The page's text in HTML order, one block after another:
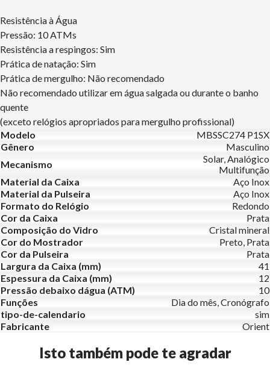
Resistência à Água
Pressão: 10 ATMs
Resistência a respingos: Sim
Prática de natação: Sim
Prática de mergulho: Não recomendado
Não recomendado utilizar em água salgada ou durante o banho
quente
(exceto relógios apropriados para mergulho profissional)
Modelo
MBSSC274 P1SX
Gênero
Masculino
Mecanismo
Solar, Analógico
Multifunção
Material da Caixa
Aço Inox
Material da Pulseira
Aço Inox
Formato do Relógio
Redondo
Cor da Caixa
Prata
Composição do Vidro
Cristal mineral
Cor do Mostrador
Preto, Prata
Cor da Pulseira
Prata
Largura da Caixa (mm)
41
Espessura da Caixa (mm)
12
Pressão debaixo dágua (ATM)
10
Funções
Dia do mês, Cronógrafo
tipo-de-calendario
sim
Fabricante
Orient
Isto também pode te agradar